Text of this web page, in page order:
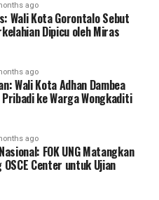
ago
Wali Kota Gorontalo Sebut
Dipicu oleh Miras
ago
Wali Kota Adhan Dambea
ke Warga Wongkaditi
ago
FOK UNG Matangkan
OSCE Center untuk Ujian